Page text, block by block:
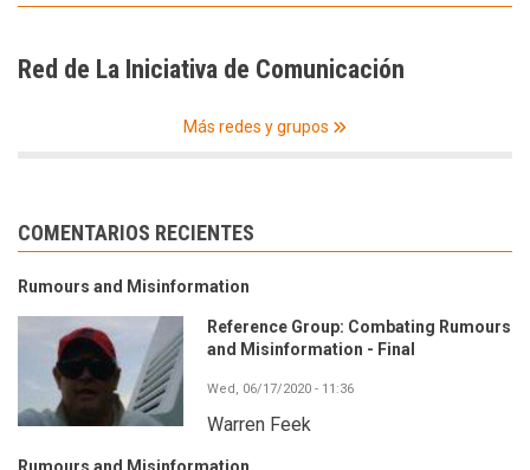
Red de La Iniciativa de Comunicación
Más redes y grupos
COMENTARIOS RECIENTES
Rumours and Misinformation
Reference Group: Combating Rumours
and Misinformation - Final
Wed, 06/17/2020 - 11:36
Warren Feek